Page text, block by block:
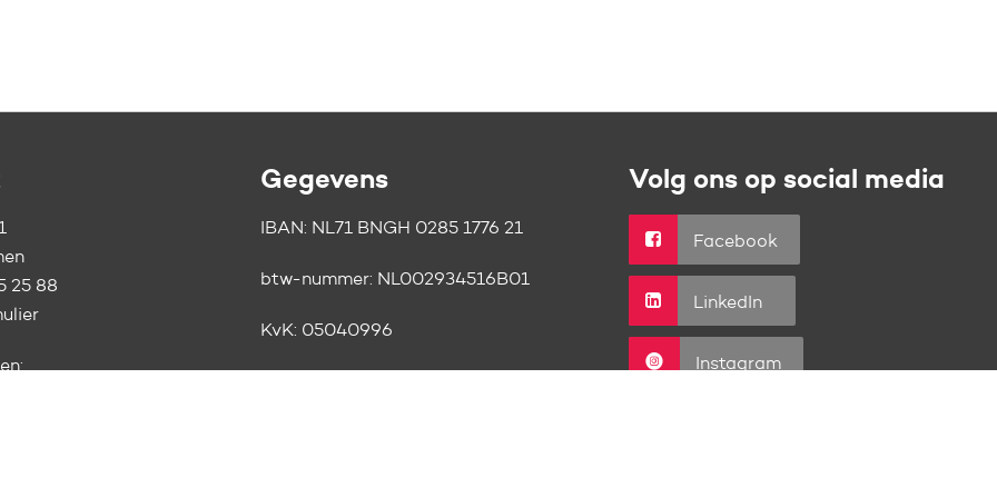
25 88
Gegevens
IBAN: NL71 BNGH 0285 1776 21
btw-nummer: NL002934516B01
KvK: 05040996
Volg ons op social media
Facebook
LinkedIn
Instagram